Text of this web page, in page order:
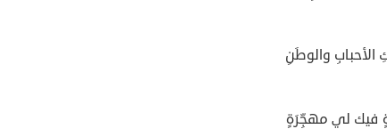
الأحبابِ والوطَنِ
فيك لي مهجِّرَةٍ